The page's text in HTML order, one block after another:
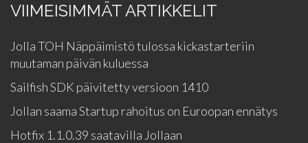
VIIMEISIMMÄT ARTIKKELIT
Jolla TOH Näppäimistö tulossa kickastarteriin
muutaman päivän kuluessa
Sailfish SDK päivitetty versioon 1410
Jollan saama Startup rahoitus on Euroopan ennätys
Hotfix 1.1.0.39 saatavilla Jollaan